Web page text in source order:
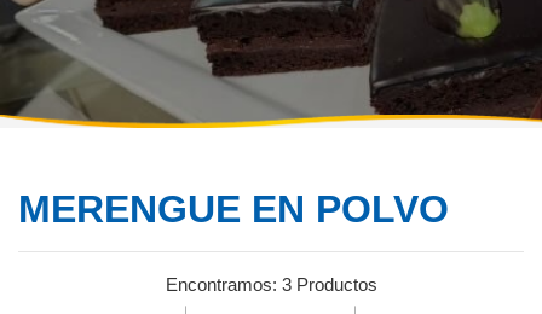
MERENGUE EN POLVO
Encontramos: 3 Productos